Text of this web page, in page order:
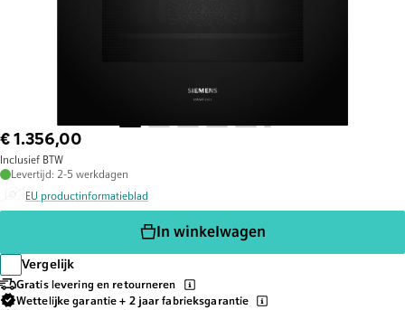
€ 1.356,00
Inclusief BTW
Levertijd: 2-5 werkdagen
EU productinformatieblad
In winkelwagen
Vergelijk
Gratis levering en retourneren
Wettelijke garantie + 2 jaar fabrieksgarantie